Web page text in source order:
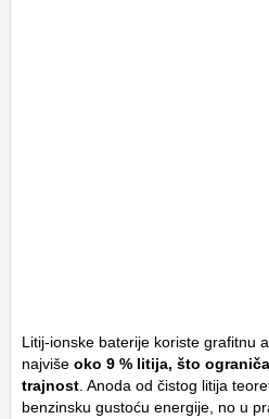
Litij-ionske baterije koriste grafitnu
najviše oko 9 % litija, što
trajnost. Anoda od čistog litija
benzinsku gustoću energije, no u